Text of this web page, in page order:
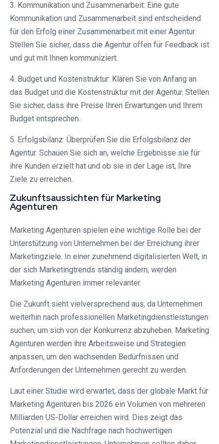
3. Kommunikation und Zusammenarbeit: Eine gute
Kommunikation und Zusammenarbeit sind entscheidend
für den Erfolg einer Zusammenarbeit mit einer Agentur.
Stellen Sie sicher, dass die Agentur offen für Feedback ist
und gut mit Ihnen kommuniziert.
4. Budget und Kostenstruktur: Klären Sie von Anfang an
das Budget und die Kostenstruktur mit der Agentur. Stellen
Sie sicher, dass ihre Preise Ihren Erwartungen und Ihrem
Budget entsprechen.
5. Erfolgsbilanz: Überprüfen Sie die Erfolgsbilanz der
Agentur. Schauen Sie sich an, welche Ergebnisse sie für
ihre Kunden erzielt hat und ob sie in der Lage ist, Ihre
Ziele zu erreichen.
Zukunftsaussichten für Marketing
Agenturen
Marketing Agenturen spielen eine wichtige Rolle bei der
Unterstützung von Unternehmen bei der Erreichung ihrer
Marketingziele. In einer zunehmend digitalisierten Welt, in
der sich Marketingtrends ständig ändern, werden
Marketing Agenturen immer relevanter.
Die Zukunft sieht vielversprechend aus, da Unternehmen
weiterhin nach professionellen Marketingdienstleistungen
suchen, um sich von der Konkurrenz abzuheben. Marketing
Agenturen werden ihre Arbeitsweise und Strategien
anpassen, um den wachsenden Bedürfnissen und
Anforderungen der Unternehmen gerecht zu werden.
Laut einer Studie wird erwartet, dass der globale Markt für
Marketing Agenturen bis 2026 ein Volumen von mehreren
Milliarden US-Dollar erreichen wird. Dies zeigt das
Potenzial und die Nachfrage nach hochwertigen